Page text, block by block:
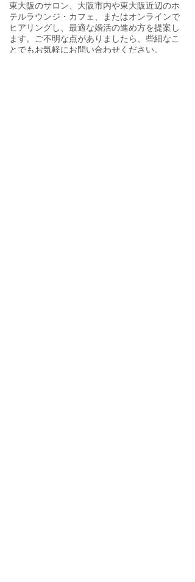
東大阪のサロン、大阪市内や東大阪近辺のホ
テルラウンジ・カフェ、またはオンラインで
ヒアリングし、最適な婚活の進め方を提案し
ます。ご不明な点がありましたら、些細なこ
とでもお気軽にお問い合わせください。